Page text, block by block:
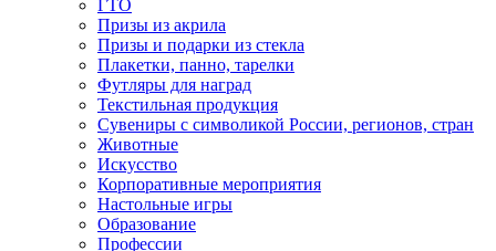
ГТО
Призы из акрила
Призы и подарки из стекла
Плакетки, панно, тарелки
Футляры для наград
Текстильная продукция
Сувениры с символикой России, регионов, стран
Животные
Искусство
Корпоративные мероприятия
Настольные игры
Образование
Профессии